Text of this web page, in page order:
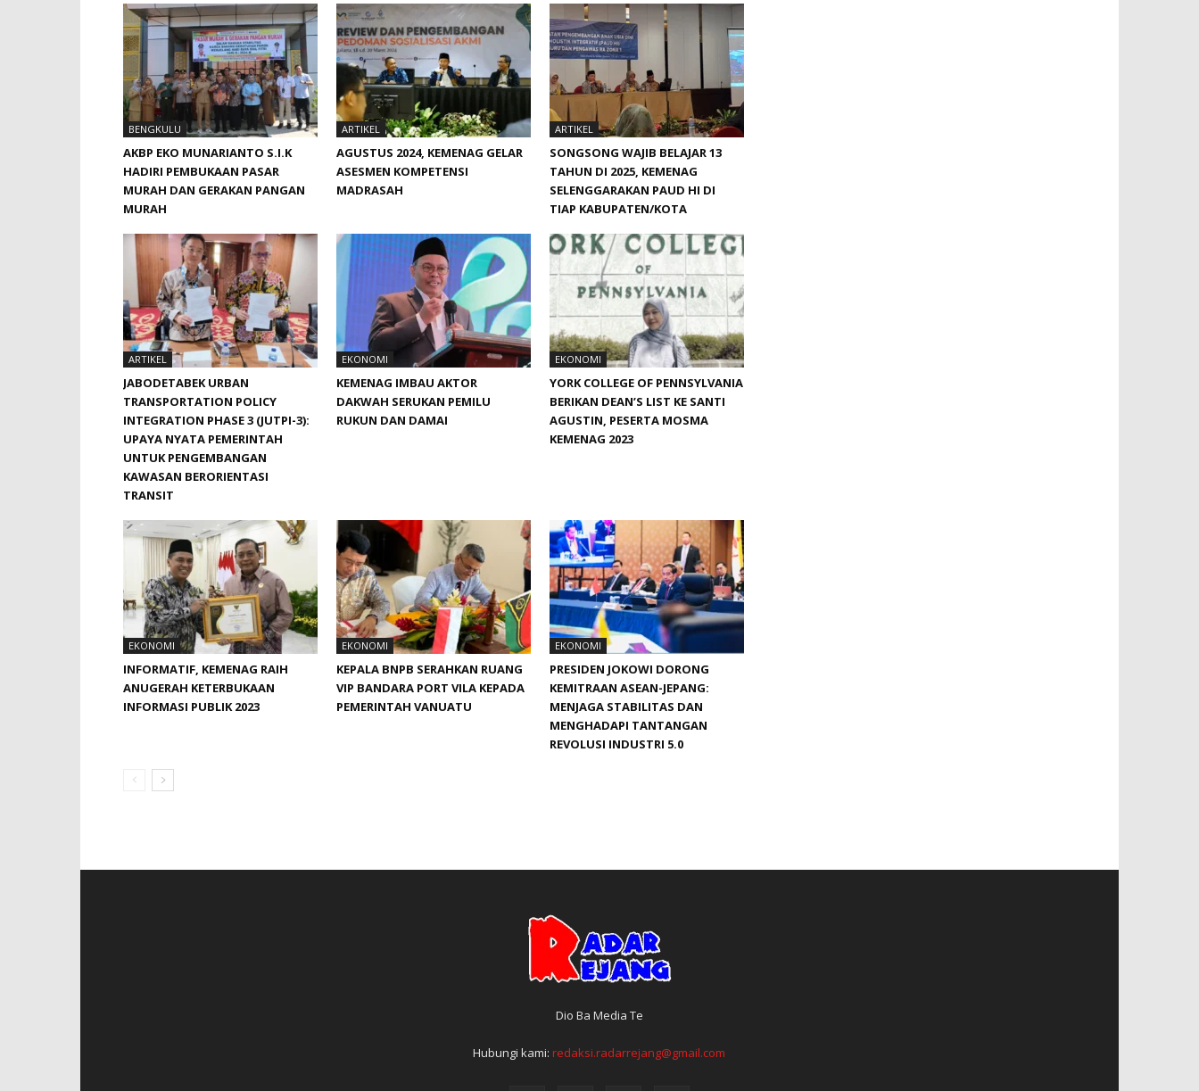
BENGKULU
AKBP EKO MUNARIANTO S.I.K
HADIRI PEMBUKAAN PASAR
MURAH DAN GERAKAN PANGAN
MURAH
ARTIKEL
AGUSTUS 2024, KEMENAG GELAR
ASESMEN KOMPETENSI
MADRASAH
ARTIKEL
SONGSONG WAJIB BELAJAR 13
TAHUN DI 2025, KEMENAG
SELENGGARAKAN PAUD HI DI
TIAP KABUPATEN/KOTA
ARTIKEL
JABODETABEK URBAN
TRANSPORTATION POLICY
INTEGRATION PHASE 3 (JUTPI-3):
UPAYA NYATA PEMERINTAH
UNTUK PENGEMBANGAN
KAWASAN BERORIENTASI
TRANSIT
EKONOMI
KEMENAG IMBAU AKTOR
DAKWAH SERUKAN PEMILU
RUKUN DAN DAMAI
EKONOMI
YORK COLLEGE OF PENNSYLVANIA
BERIKAN DEAN’S LIST KE SANTI
AGUSTIN, PESERTA MOSMA
KEMENAG 2023
EKONOMI
INFORMATIF, KEMENAG RAIH
ANUGERAH KETERBUKAAN
INFORMASI PUBLIK 2023
EKONOMI
KEPALA BNPB SERAHKAN RUANG
VIP BANDARA PORT VILA KEPADA
PEMERINTAH VANUATU
EKONOMI
PRESIDEN JOKOWI DORONG
KEMITRAAN ASEAN-JEPANG:
MENJAGA STABILITAS DAN
MENGHADAPI TANTANGAN
REVOLUSI INDUSTRI 5.0
Dio Ba Media Te
Hubungi kami:redaksi.radarrejang@gmail.com